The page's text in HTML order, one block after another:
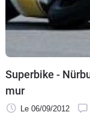
Superbike -
mur
Le 06/09/2012